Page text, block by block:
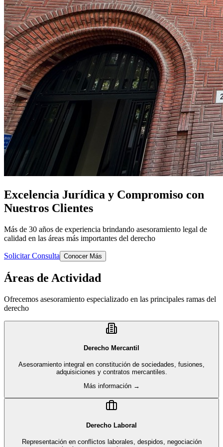
Excelencia Jurídica y Compromiso con
Nuestros Clientes
Más de 30 años de experiencia brindando asesoramiento legal de
calidad en las áreas más importantes del derecho
Solicitar Consulta Conocer Más
Áreas de Actividad
Ofrecemos asesoramiento especializado en las principales ramas del
derecho
Derecho Mercantil
Asesoramiento integral en constitución de sociedades, fusiones,
adquisiciones y contratos mercantiles.
Más información →
Derecho Laboral
Representación en conflictos laborales, despidos, negociación